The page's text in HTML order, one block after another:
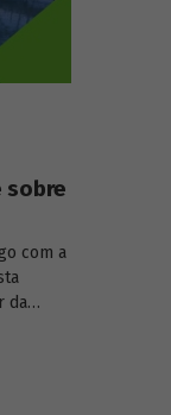
das
sobre
com a
da
do